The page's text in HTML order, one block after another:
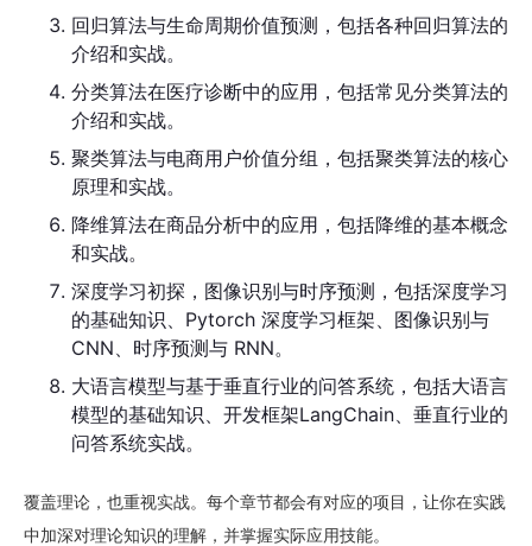
第八章 · 大语言模型与基于垂直行业的问答系统
1 21｜横空出世的大语言模型
43分44秒
2 22｜工具：大语言模型开发框架LangChain
17分55秒
3
23｜实战：构建基于垂直行业内部文档的问
答系统
24分50秒
结束语 & 结课测试
1 结束语 & 结课测试
12秒
回归算法与生命周期价值预测，包括各种回归算法的
介绍和实战。
分类算法在医疗诊断中的应用，包括常见分类算法的
介绍和实战。
聚类算法与电商用户价值分组，包括聚类算法的核心
原理和实战。
降维算法在商品分析中的应用，包括降维的基本概念
和实战。
深度学习初探，图像识别与时序预测，包括深度学习
的基础知识、Pytorch 深度学习框架、图像识别与
CNN、时序预测与 RNN。
大语言模型与基于垂直行业的问答系统，包括大语言
模型的基础知识、开发框架LangChain、垂直行业的
问答系统实战。
覆盖理论，也重视实战。每个章节都会有对应的项目，让你在实践
中加深对理论知识的理解，并掌握实际应用技能。